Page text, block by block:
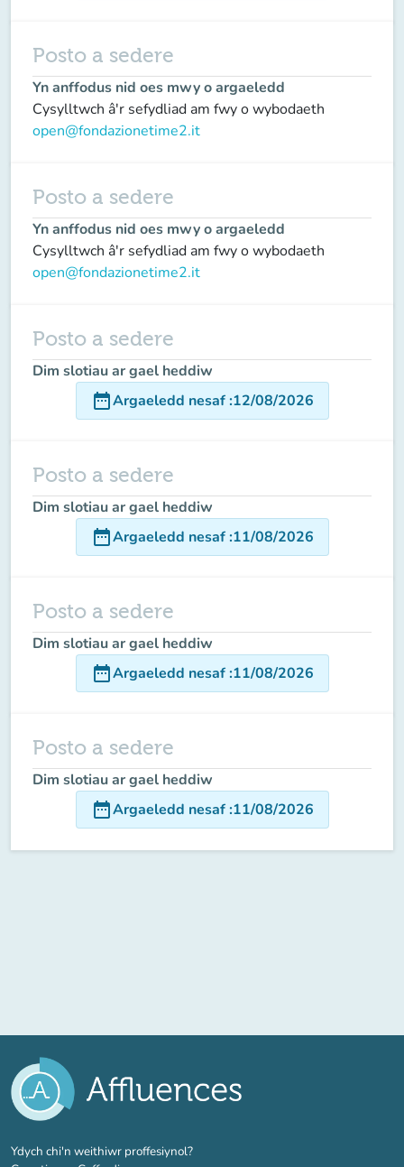
Posto a sedere
Yn anffodus nid oes mwy o argaeledd
Cysylltwch â'r sefydliad am fwy o wybodaeth
open@fondazionetime2.it
Posto a sedere
Yn anffodus nid oes mwy o argaeledd
Cysylltwch â'r sefydliad am fwy o wybodaeth
open@fondazionetime2.it
Posto a sedere
Dim slotiau ar gael heddiw
date_rangeArgaeledd nesaf:12/08/2026
Posto a sedere
Dim slotiau ar gael heddiw
date_rangeArgaeledd nesaf:11/08/2026
Posto a sedere
Dim slotiau ar gael heddiw
date_rangeArgaeledd nesaf:11/08/2026
Posto a sedere
Dim slotiau ar gael heddiw
date_rangeArgaeledd nesaf:11/08/2026
Ydych chi'n weithiwr proffesiynol?(tab newydd)